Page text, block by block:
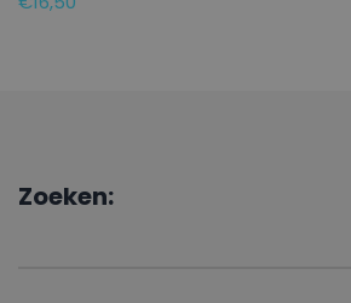
Zoeken: